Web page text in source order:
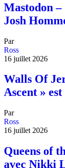
Mastodon –
Josh
Par
Ross
16 juillet 2026
Walls Of
Ascent »
Par
Ross
16 juillet 2026
Queens of
avec Nikki